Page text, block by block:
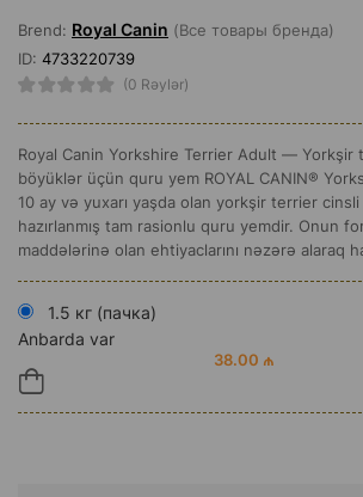
Brend: Royal Canin (Все товары бренда)
ID: 4733220739
(0 Rəylər)
Royal Canin Yorkshire Terrier Adult — Yorkşir
böyüklər üçün quru yem ROYAL CANIN®
10 ay və yuxarı yaşda olan yorkşir terrier
hazırlanmış tam rasionlu quru yemdir. Onun
maddələrinə olan ehtiyaclarını nəzərə alaraq
1.5 кг (пачка)
Anbarda var
38.00 ₼